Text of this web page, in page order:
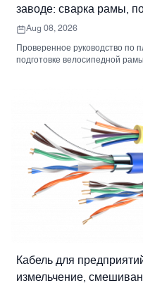
заводе: сварка рамы,
Aug 08, 2026
Проверенное руководство по
подготовке велосипедной
Кабель для
измельчение,